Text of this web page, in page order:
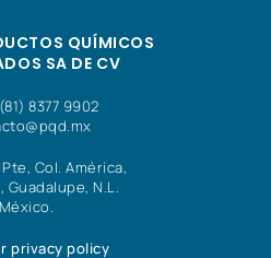
QUÍMICOS
SA DE CV
8377 9902
Pte, Col. América,
Guadalupe, N.L.
México.
privacy policy